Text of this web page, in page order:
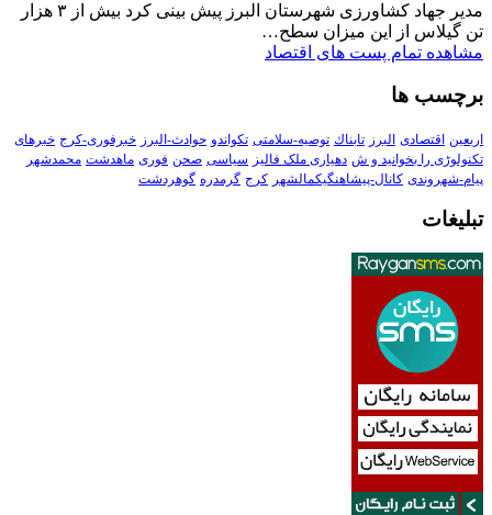
مدیر جهاد کشاورزی شهرستان البرز پیش بینی کرد بیش از ۳ هزار
تن گیلاس از این میزان سطح…
مشاهده تمام پست های اقتصاد
برچسب ها
اربعین اقتصادی البرز تابناك توصیه-سلامتی تکواندو حوادث-البرز خبرفوری-کرج خبرهای
تکنولوڑی را بخوانید و ش دهیاری ملک فالیز سیاسی صحن فوری ماهدشت محمدشهر
پیام-شهروندی کانال-پیشاهنگیکمالشهر کرج گرمدره گوهردشت
تبلیغات